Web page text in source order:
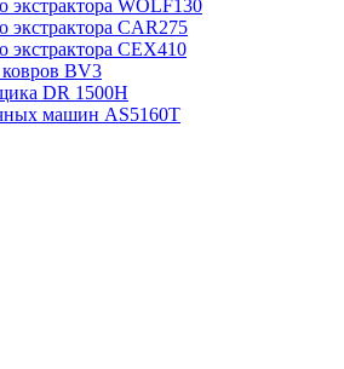
экстрактора WOLF130
экстрактора CAR275
экстрактора CEX410
BV3
DR 1500H
машин AS5160T